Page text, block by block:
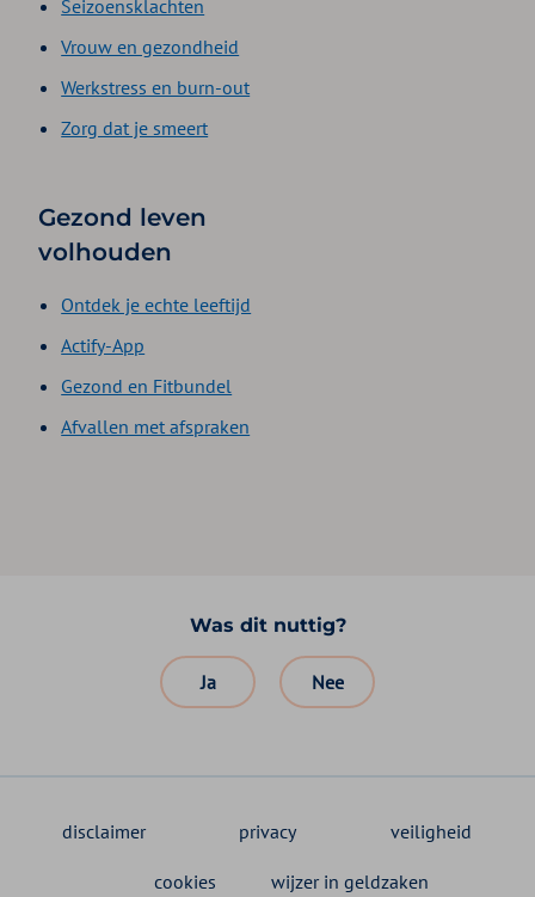
Seizoensklachten
Vrouw en gezondheid
Werkstress en burn-out
Zorg dat je smeert
Gezond leven
volhouden
Ontdek je echte leeftijd
Actify-App
Gezond en Fitbundel
Afvallen met afspraken
Was dit nuttig?
Ja Nee
disclaimer privacy veiligheid
cookies wijzer in geldzaken